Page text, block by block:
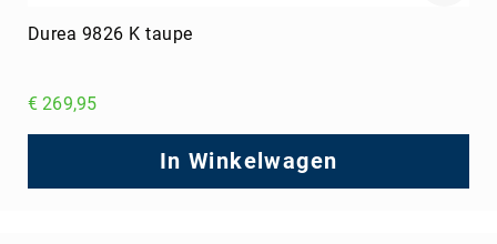
Durea 9826 K taupe
€ 269,95
In Winkelwagen